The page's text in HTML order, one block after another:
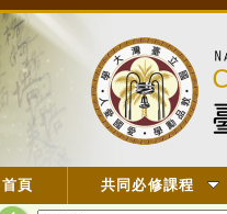
首頁 共同必修課程